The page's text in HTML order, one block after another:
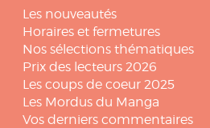
Les nouveautés
Horaires et fermetures
Nos sélections thématiques
Prix des lecteurs 2026
Les coups de coeur 2025
Les Mordus du Manga
Vos derniers commentaires